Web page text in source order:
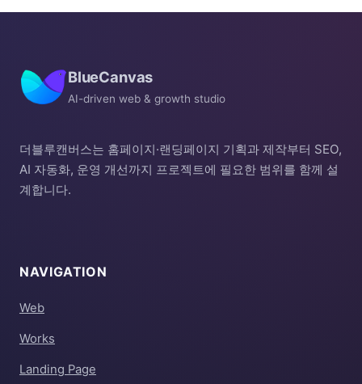
BlueCanvas
AI-driven web & growth studio
더블루캔버스는 홈페이지·랜딩페이지 기획과 제작부터 SEO,
AI 자동화, 운영 개선까지 프로젝트에 필요한 범위를 함께 설
계합니다.
NAVIGATION
Web
Works
Landing Page